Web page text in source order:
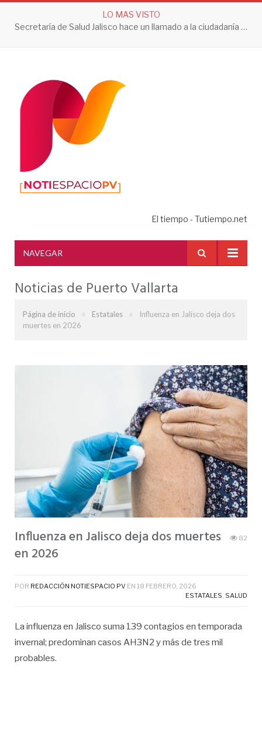
LO MAS VISTO
Secretaría de Salud Jalisco hace un llamado a la ciudadanía a tomar acciones contra el dengue en esta temporada de lluvias
El tiempo - Tutiempo.net
NAVEGAR
Noticias de Puerto Vallarta
Página de inicio » Estatales »
Influenza en Jalisco deja dos
muertes en 2026
Influenza en Jalisco deja dos muertes
en 2026
82
POR REDACCIÓN NOTIESPACIO PV EN 18 FEBRERO, 2026
ESTATALES, SALUD
La influenza en Jalisco suma 139 contagios en temporada
invernal; predominan casos AH3N2 y más de tres mil
probables.